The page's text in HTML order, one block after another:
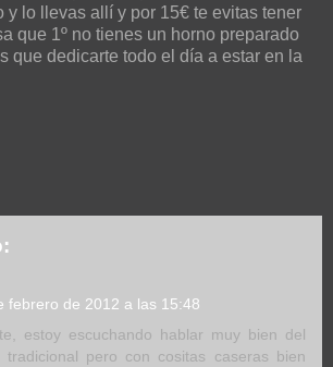
y lo llevas allí y por 15€ te evitas tener
que 1º no tienes un horno preparado
que dedicarte todo el día a estar en la
febrero de 2012 a las 15:48
estoy escuchando hablar muy bien del
tradicional pero con cositas caseras bien